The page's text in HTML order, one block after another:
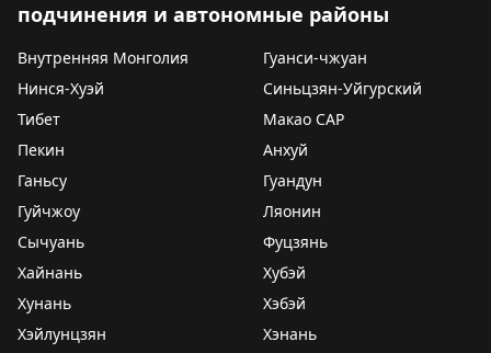
подчинения и автономные районы
Внутренняя Монголия
Гуанси-чжуан
Нинся-Хуэй
Синьцзян-Уйгурский
Тибет
Макао САР
Пекин
Анхуй
Ганьсу
Гуандун
Гуйчжоу
Ляонин
Сычуань
Фуцзянь
Хайнань
Хубэй
Хунань
Хэбэй
Хэйлунцзян
Хэнань